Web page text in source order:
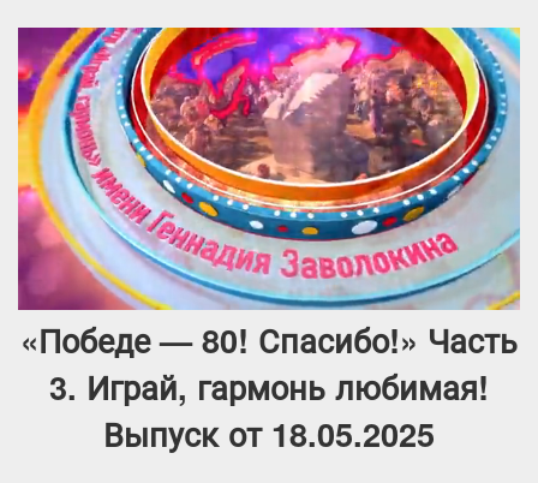
«Победе — 80! Спасибо!» Часть
3. Играй, гармонь любимая!
Выпуск от 18.05.2025